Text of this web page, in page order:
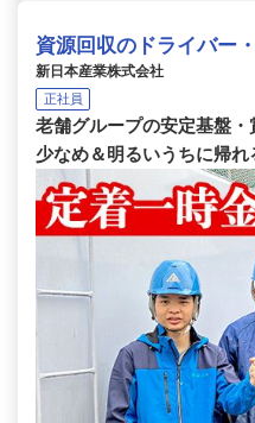
資源回収のドライバー
新日本産業株式会社
正社員
老舗グループの安定基盤
少なめ＆明るいうちに帰